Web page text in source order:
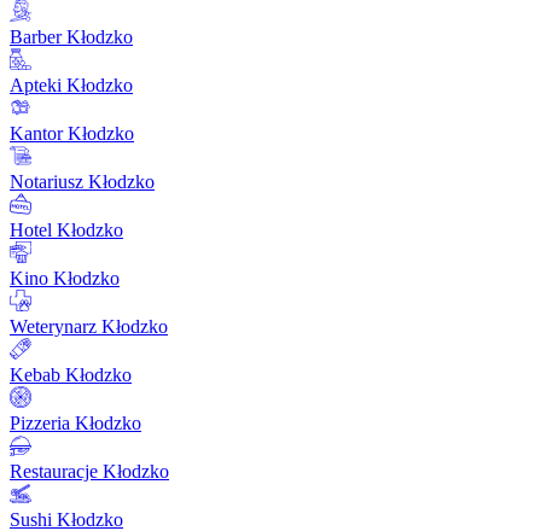
Barber Kłodzko
Apteki Kłodzko
Kantor Kłodzko
Notariusz Kłodzko
Hotel Kłodzko
Kino Kłodzko
Weterynarz Kłodzko
Kebab Kłodzko
Pizzeria Kłodzko
Restauracje Kłodzko
Sushi Kłodzko